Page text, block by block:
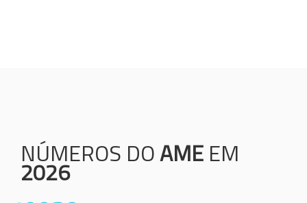
NÚMEROS DOAME EM
2026